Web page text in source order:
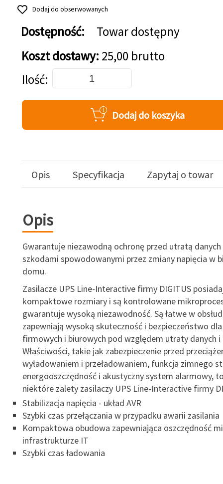
Dodaj do obserwowanych
Dostępność:
Towar dostępny
Koszt dostawy: 25,00 brutto
Dodaj do koszyka
Ilość
Dodaj do koszyka
Opis Specyfikacja Zapytaj o towar
Opis
Gwarantuje niezawodną ochronę przed utratą danych
szkodami spowodowanymi przez zmiany napięcia w
domu.
Zasilacze UPS Line-Interactive firmy DIGITUS
kompaktowe rozmiary i są kontrolowane
gwarantuje wysoką niezawodność. Są łatwe w
zapewniają wysoką skuteczność i bezpieczeństwo
firmowych i biurowych pod względem utraty danych i
Właściwości, takie jak zabezpieczenie przed
wyładowaniem i przeładowaniem, funkcja zimnego
energooszczędność i akustyczny system alarmowy,
niektóre zalety zasilaczy UPS Line-Interactive firmy
Stabilizacja napięcia - układ AVR
Szybki czas przełączania w przypadku awarii zasilania
Kompaktowa obudowa zapewniająca oszczędność
infrastrukturze IT
Szybki czas ładowania